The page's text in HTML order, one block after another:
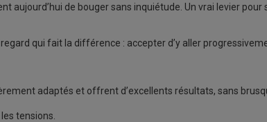
aujourd’hui de bouger sans inquiétude. Un vrai levier
qui fait la différence : accepter d’y aller
adaptés et offrent d’excellents résultats, sans
tensions.